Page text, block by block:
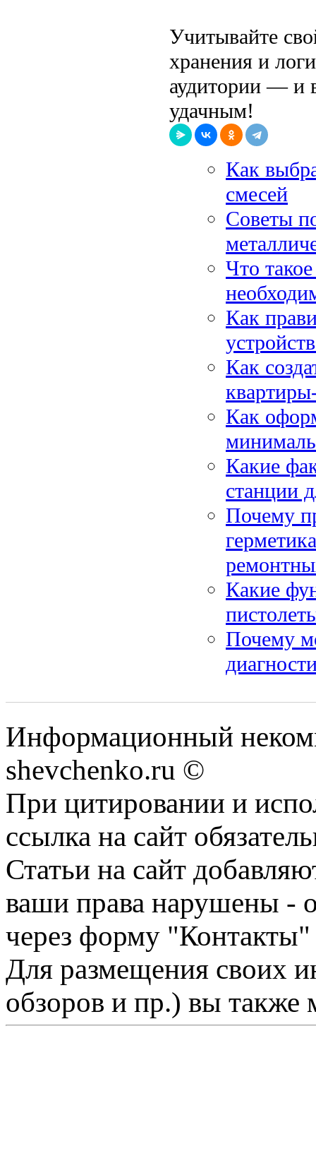
Учитывайте
хранения и
аудитории — и
удачным!
Как
смесей
Советы
Что
Как
Как
Как
Какие
станции
Почему
Какие
Почему
Информационный
shevchenko.ru ©
При цитировании и
ссылка на сайт
Статьи на сайт
ваши права нарушены -
через форму "Контакты"
Для размещения своих
обзоров и пр.) вы также